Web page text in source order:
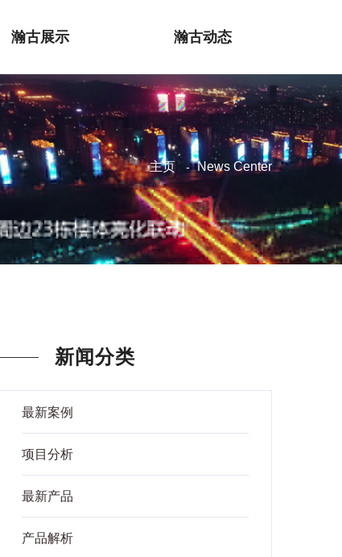
瀚古展示 瀚古动态
主页 News Center
新闻分类
最新案例
项目分析
最新产品
产品解析